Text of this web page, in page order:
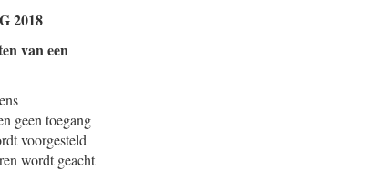
2018
van een
geen toegang
voorgesteld
wordt geacht